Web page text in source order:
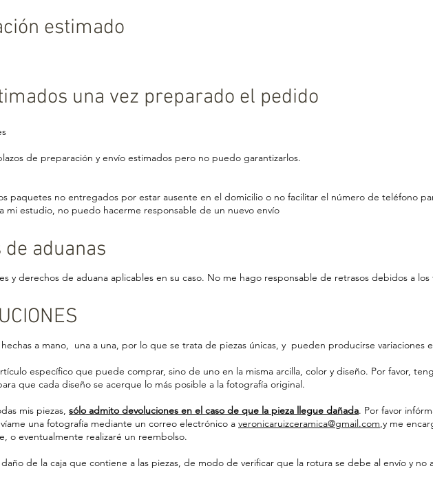
estimado
una vez preparado el pedido
de preparación y envío estimados pero no puedo garantizarlos.
paquetes no entregados por estar ausente en el domicilio o no facilitar el número de teléfono
mi estudio, no puedo hacerme responsable de un nuevo envío
aduanas
y derechos de aduana aplicables en su caso. No me hago responsable de retrasos debidos a los
a mano, una a una, por lo que se trata de piezas únicas, y pueden producirse variaciones
específico que puede comprar, sino de uno en la misma arcilla, color y diseño. Por favor,
que cada diseño se acerque lo más posible a la fotografía original.
mis piezas, sólo admito devoluciones en el caso de que la pieza llegue dañada. Por favor
una fotografía mediante un correo electrónico a veronicaruizceramica@gmail.com,y me
o eventualmente realizaré un reembolso.
de la caja que contiene a las piezas, de modo de verificar que la rotura se debe al envío y no